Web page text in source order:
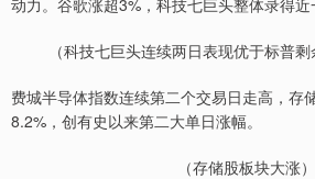
动力。谷歌涨超3%，科技七巨头整体录得近
（科技七巨头连续两日表现优于标普剩
费城半导体指数连续第二个交易日走高，存
8.2%，创有史以来第二大单日涨幅。
（存储股板块大涨）